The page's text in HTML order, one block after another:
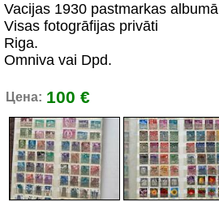
Vacijas 1930 pastmarkas albumā
Visas fotogrāfijas privāti
Riga.
Omniva vai Dpd.
Цена: 100 €